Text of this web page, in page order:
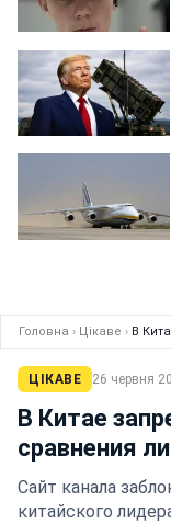
Головна › Цікаве › В
ЦІКАВЕ 26 червня
В Китае
сравнения
Сайт канала
китайского